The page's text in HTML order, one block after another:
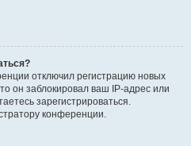
отключил регистрацию новых
он заблокировал ваш IP-адрес или
зарегистрироваться.
конференции.